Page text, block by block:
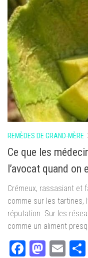
REMÈDES DE GRAND-MÈRE
Ce que les
l’avocat quand on
Crémeux, rassasiant et
comme sur les tartines,
réputation. Sur les
comme un aliment
Facebook